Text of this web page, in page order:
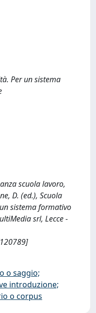
Per un sistema
scuola lavoro,
D. (ed.), Scuola
sistema formativo
srl, Lecce -
o saggio;
introduzione;
o corpus